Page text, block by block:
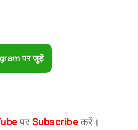
पर जुड़ें
पर Subscribeकरें।